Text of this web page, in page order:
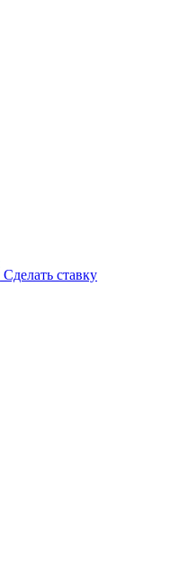
Сделать ставку